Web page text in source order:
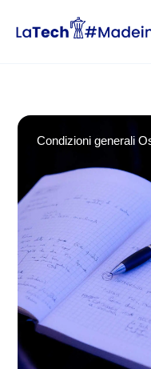
Condizioni generali